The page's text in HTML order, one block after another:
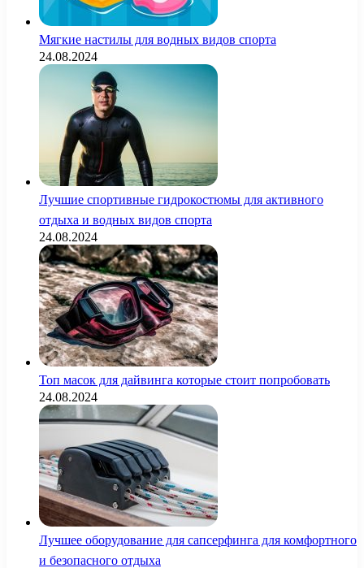
Мягкие настилы для водных видов спорта
24.08.2024
Лучшие спортивные гидрокостюмы для активного
отдыха и водных видов спорта
24.08.2024
Топ масок для дайвинга которые стоит попробовать
24.08.2024
Лучшее оборудование для сапсерфинга для комфортного
и безопасного отдыха